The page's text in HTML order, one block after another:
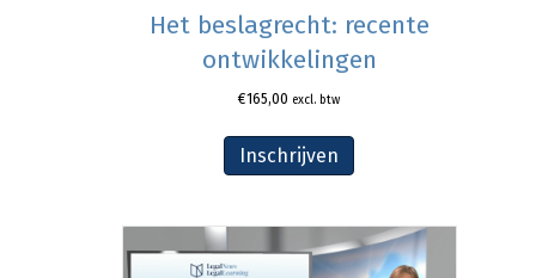
Het beslagrecht: recente
ontwikkelingen
€165,00 excl. btw
Inschrijven